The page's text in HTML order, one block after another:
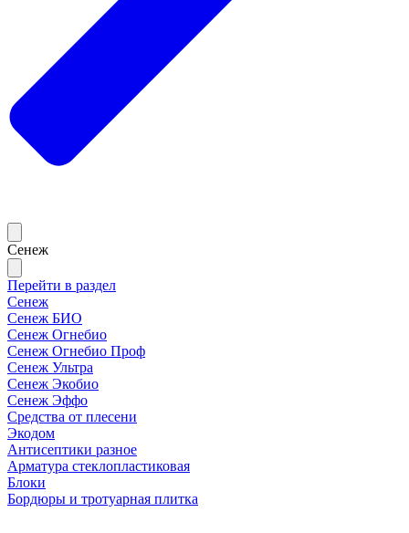
Сенеж
Перейти в раздел
Сенеж
Сенеж БИО
Сенеж Огнебио
Сенеж Огнебио Проф
Сенеж Ультра
Сенеж Экобио
Сенеж Эффо
Средства от плесени
Экодом
Антисептики разное
Арматура стеклопластиковая
Блоки
Бордюры и тротуарная плитка